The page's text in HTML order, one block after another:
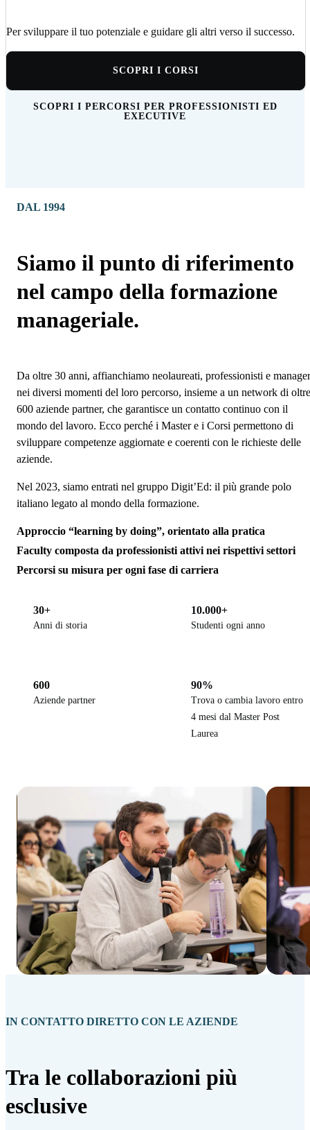
Per sviluppare il tuo potenziale e guidare gli altri verso il successo.
SCOPRI I CORSI
SCOPRI I PERCORSI PER PROFESSIONISTI ED
EXECUTIVE
DAL 1994
Siamo il punto di riferimento
nel campo della formazione
manageriale.
Da oltre 30 anni, affianchiamo neolaureati, professionisti e manager
nei diversi momenti del loro percorso, insieme a un network di oltre
600 aziende partner, che garantisce un contatto continuo con il
mondo del lavoro. Ecco perché i Master e i Corsi permettono di
sviluppare competenze aggiornate e coerenti con le richieste delle
aziende.
Nel 2023, siamo entrati nel gruppo Digit’Ed: il più grande polo
italiano legato al mondo della formazione.
Approccio “learning by doing”, orientato alla pratica
Faculty composta da professionisti attivi nei rispettivi settori
Percorsi su misura per ogni fase di carriera
30+
Anni di storia
10.000+
Studenti ogni anno
600
Aziende partner
90%
Trova o cambia lavoro entro
4 mesi dal Master Post
Laurea
IN CONTATTO DIRETTO CON LE AZIENDE
Tra le collaborazioni più
esclusive